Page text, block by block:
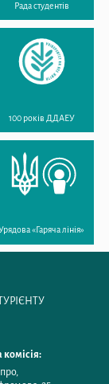
Рада студентів
100 років ДДАЕУ
«Гаряча лінія»
,